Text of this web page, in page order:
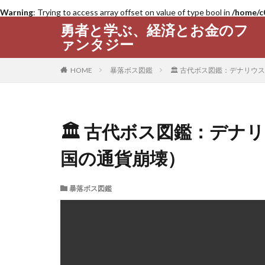
Warning: Trying to access array offset on value of type bool in /home/
勇者と学ぶ、経済とお金のフ
ァンタジー
HOME 暴落ボス図鑑 🏛 古代ボス図鑑：デナリウ
🏛 古代ボス図鑑：デナ
国の通貨崩壊）
暴落ボス図鑑